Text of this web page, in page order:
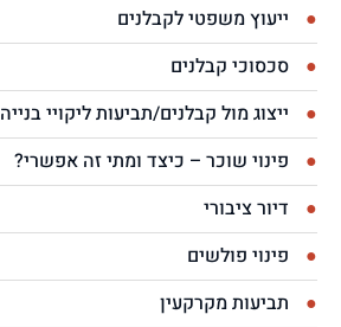
ייעוץ משפטי לקבלנים
סכסוכי קבלנים
ייצוג מול קבלנים/תביעות ליקויי בנייה
פינוי שוכר – כיצד ומתי זה אפשרי?
דיור ציבורי
פינוי פולשים
תביעות מקרקעין